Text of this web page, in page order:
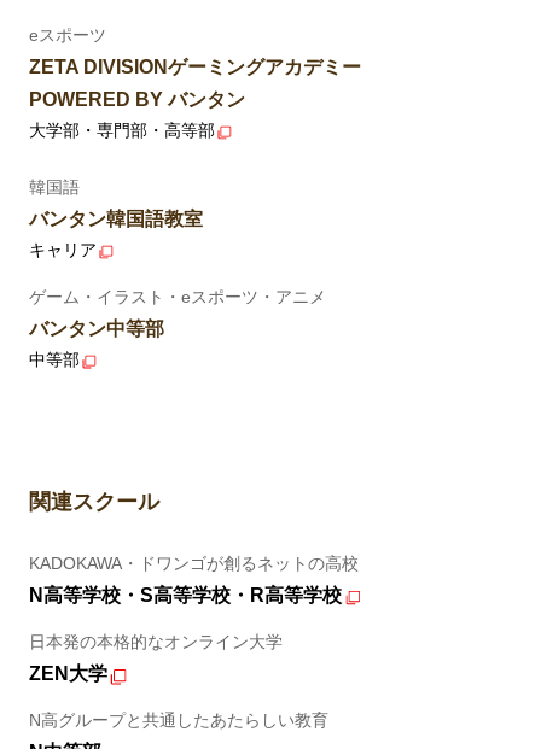
eスポーツ
ZETA DIVISIONゲーミングアカデミー
POWERED BY バンタン
大学部・専門部・高等部
韓国語
バンタン韓国語教室
キャリア
ゲーム・イラスト・eスポーツ・アニメ
バンタン中等部
中等部
関連スクール
KADOKAWA・ドワンゴが創るネットの高校
N高等学校・S高等学校・R高等学校
日本発の本格的なオンライン大学
ZEN大学
N高グループと共通したあたらしい教育